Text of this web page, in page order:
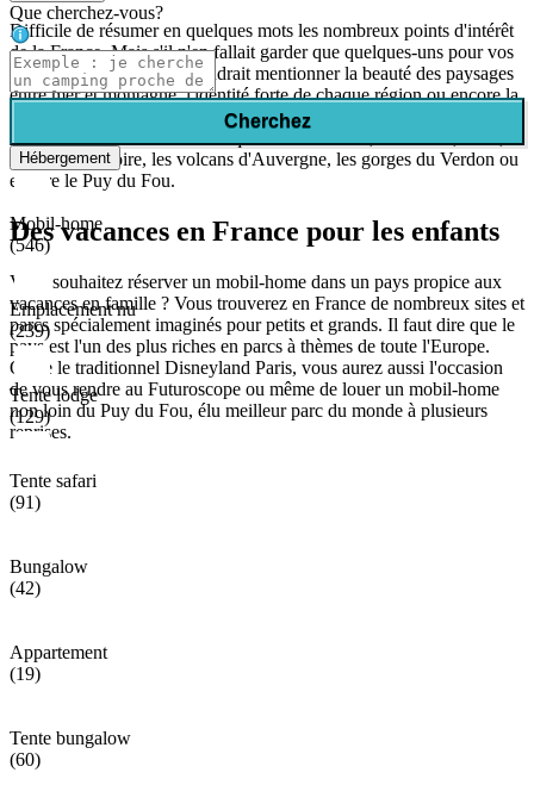
Difficile de résumer en quelques mots les nombreux points d'intérêt
de la France. Mais s'il n'en fallait garder que quelques-uns pour vos
vacances en camping, il faudrait mentionner la beauté des paysages
entre mer et montagne, l'identité forte de chaque région ou encore la
délicatesse des spécialités gastronomiques. Sans oublier bien sûr les
Vallée de la Loire, les volcans d'Auvergne, les gorges du Verdon ou
encore le Puy du Fou.
Des vacances en France pour les enfants
Vous souhaitez réserver un mobil-home dans un pays propice aux
vacances en famille ? Vous trouverez en France de nombreux sites et
parcs spécialement imaginés pour petits et grands. Il faut dire que le
pays est l'un des plus riches en parcs à thèmes de toute l'Europe.
Outre le traditionnel Disneyland Paris, vous aurez aussi l'occasion
de vous rendre au Futuroscope ou même de louer un mobil-home
non loin du Puy du Fou, élu meilleur parc du monde à plusieurs
reprises.
Que cherchez-vous?
Cherchez
Hébergement
Mobil-home
(546)
Emplacement nu
(239)
Tente lodge
(129)
Tente safari
(91)
Bungalow
(42)
Appartement
(19)
Tente bungalow
(60)